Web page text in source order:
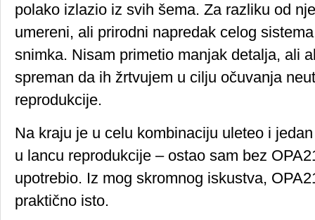
polako izlazio iz svih šema. Za razliku od
umereni, ali prirodni napredak celog
snimka. Nisam primetio manjak detalja, ali
spreman da ih žrtvujem u cilju očuvanja
reprodukcije.
Na kraju je u celu kombinaciju uleteo i
u lancu reprodukcije – ostao sam bez
upotrebio. Iz mog skromnog iskustva,
praktično isto.